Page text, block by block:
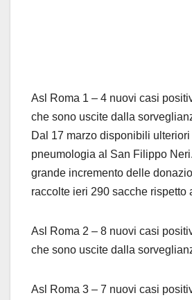
Asl Roma 1 – 4 nuovi casi
che sono uscite dalla
Dal 17 marzo disponibili ulteriori
pneumologia al San Filippo
grande incremento delle
raccolte ieri 290 sacche rispetto
Asl Roma 2 – 8 nuovi casi
che sono uscite dalla
Asl Roma 3 – 7 nuovi casi